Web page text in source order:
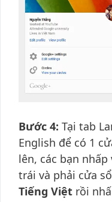
Bước 4: Tại tab
English để có 1
lên, các bạn
trái và phải cửa
Tiếng Việt rồi